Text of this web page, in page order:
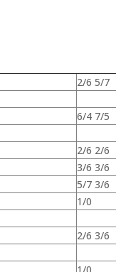
2/6 5/7
6/4 7/5
2/6 2/6
3/6 3/6
5/7 3/6
1/0
2/6 3/6